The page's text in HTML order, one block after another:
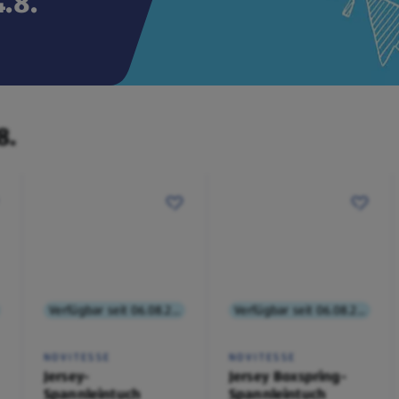
NOVITESSE
Jersey-
Spannleintuch
NOVITESSE
Jersey Boxspring-
Spannleintuch